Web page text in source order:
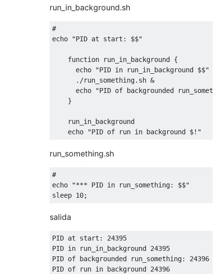
run_in_background.sh
#
echo
"PID at start: $$"
function run_in_background {
      echo
"PID in run_in_background $$"
./run_something. sh &
      echo
"PID of backgrounded
}
    run_in_background
    echo
"PID of run in background $!"
run_something.sh
#
echo
"*** PID in run_something: $$"
sleep 10;
salida
PID at start :
24395
PID in run_in_background 24395
PID of backgrounded run_something:
24396
PID of run in background 24396